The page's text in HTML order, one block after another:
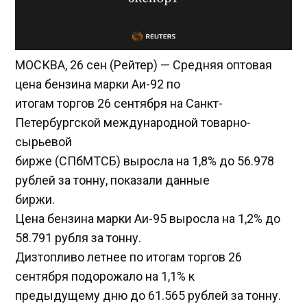
МОСКВА, 26 сен (Рейтер) — Средняя оптовая
цена бензина марки Аи-92 по
итогам торгов 26 сентября на Санкт-
Петербургской международной товарно-
сырьевой
бирже (СПбМТСБ) выросла на 1,8% до 56.978
рублей за тонну, показали данные
биржи.
Цена бензина марки Аи-95 выросла на 1,2% до
58.791 рубля за тонну.
Дизтопливо летнее по итогам торгов 26
сентября подорожало на 1,1% к
предыдущему дню до 61.565 рублей за тонну.